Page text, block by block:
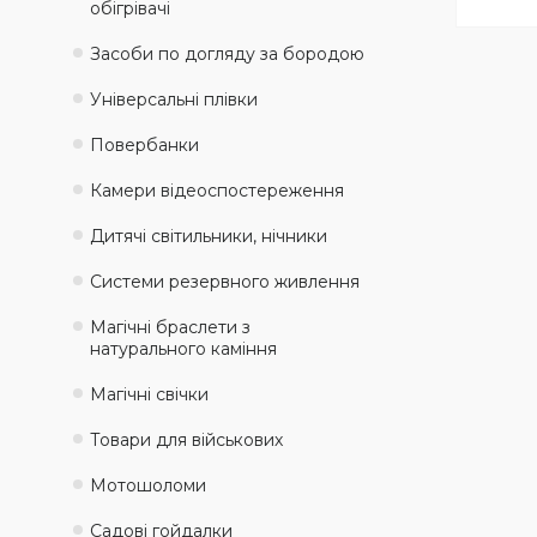
обігрівачі
Засоби по догляду за бородою
Універсальні плівки
Повербанки
Камери відеоспостереження
Дитячі світильники, нічники
Системи резервного живлення
Магічні браслети з
натурального каміння
Магічні свічки
Товари для військових
Мотошоломи
Садові гойдалки